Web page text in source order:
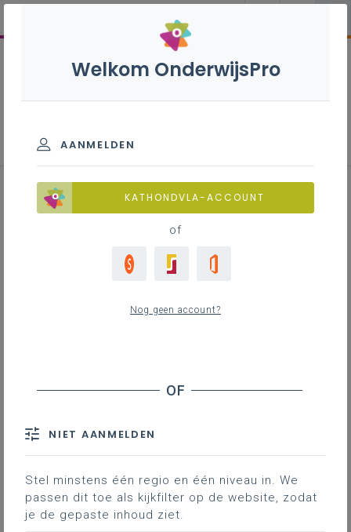
Woordje van
gas terug te nemen. Maar toch zitten we niet stil. Wij
geschiedenisonderwijs.
verhalen over spannende uitstappen die jullie aan het
voorbereiden zijn voor jullie leerlingen. Heb je een
schitterend idee, een originele locatie en wil je dit
Welkom OnderwijsPro
AANMELDEN
KATHONDVLA-ACCOUNT
of
Nog geen account?
NIET AANMELDEN
Stel minstens één regio en één niveau in. We
passen dit toe als kijkfilter op de website, zodat
je de gepaste inhoud ziet.